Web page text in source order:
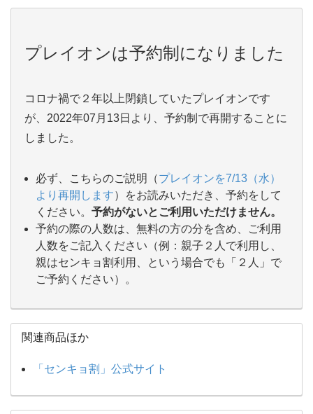
プレイオンは予約制になりました
コロナ禍で２年以上閉鎖していたプレイオンです
が、2022年07月13日より、予約制で再開することに
しました。
必ず、こちらのご説明（プレイオンを7/13（水）
より再開します）をお読みいただき、予約をして
ください。 予約がないとご利用いただけません。
予約の際の人数は、無料の方の分を含め、ご利用
人数をご記入ください（例：親子２人で利用し、
親はセンキョ割利用、という場合でも「２人」で
ご予約ください）。
関連商品ほか
「センキョ割」公式サイト